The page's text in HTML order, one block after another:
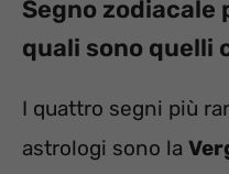
Segno zodiacale
quali sono quelli
I quattro segni più
astrologi sono la